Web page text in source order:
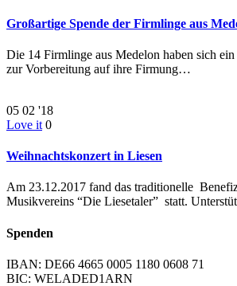
Großartige Spende der Firmlinge aus
Die 14 Firmlinge aus Medelon haben sich ein
zur Vorbereitung auf ihre Firmung…
05 02 '18
Love it 0
Weihnachtskonzert in Liesen
Am 23.12.2017 fand das traditionelle
Musikvereins “Die Liesetaler” statt.
Spenden
IBAN: DE66 4665 0005 1180 0608 71
BIC: WELADED1ARN